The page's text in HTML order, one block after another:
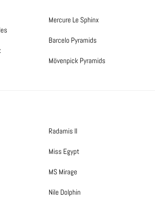
Mercure Le Sphinx
Barcelo Pyramids
Mövenpick Pyramids
Radamis II
Miss Egypt
MS Mirage
Nile Dolphin